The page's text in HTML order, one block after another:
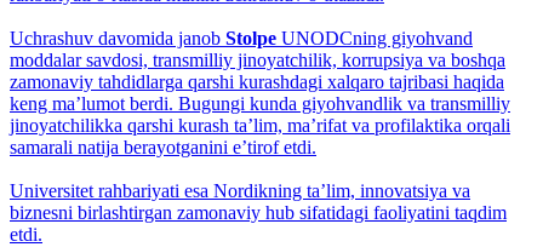
Uchrashuv davomida janob Stolpe UNODCning giyohvand
moddalar savdosi, transmilliy jinoyatchilik, korrupsiya va boshqa
zamonaviy tahdidlarga qarshi kurashdagi xalqaro tajribasi haqida
keng maʼlumot berdi. Bugungi kunda giyohvandlik va transmilliy
jinoyatchilikka qarshi kurash taʼlim, maʼrifat va profilaktika orqali
samarali natija berayotganini eʼtirof etdi.
Universitet rahbariyati esa Nordikning taʼlim, innovatsiya va
biznesni birlashtirgan zamonaviy hub sifatidagi faoliyatini taqdim
etdi.